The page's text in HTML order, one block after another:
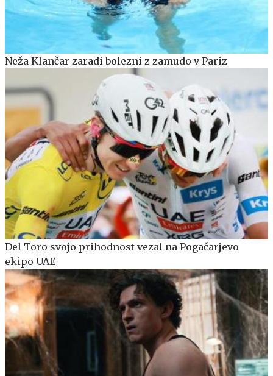
Neža Klančar zaradi bolezni z zamudo v Pariz
Del Toro svojo prihodnost vezal na Pogačarjevo
ekipo UAE